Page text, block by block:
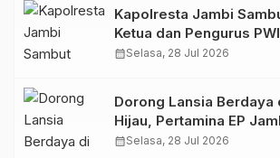
Kapolresta Jambi
Ketua dan Pengurus
Perkuat Sinergi dan
calendar_monthSelasa, 28 Jul 2026
Dorong Lansia Berdaya
Hijau, Pertamina EP
Lansiapreneur Batik
calendar_monthSelasa, 28 Jul 2026